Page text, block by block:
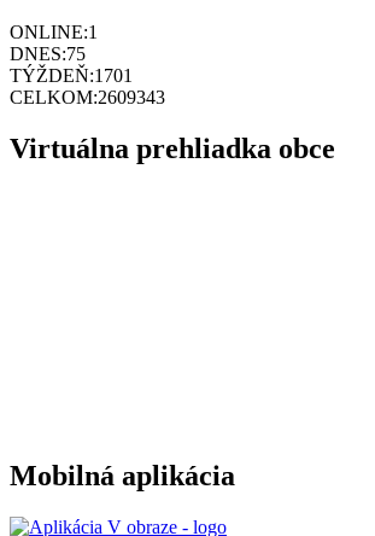
ONLINE:1
DNES:75
TÝŽDEŇ:1701
CELKOM:2609343
Virtuálna prehliadka obce
Mobilná aplikácia